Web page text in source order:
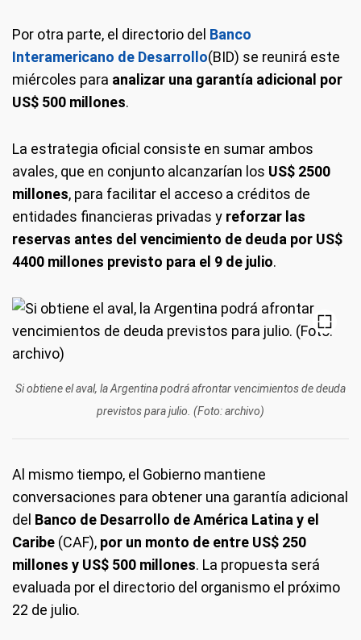
Por otra parte, el directorio del Banco
Interamericano de Desarrollo(BID) se reunirá este
miércoles para analizar una garantía adicional por
US$ 500 millones.
La estrategia oficial consiste en sumar ambos
avales, que en conjunto alcanzarían los US$ 2500
millones, para facilitar el acceso a créditos de
entidades financieras privadas y reforzar las
reservas antes del vencimiento de deuda por US$
4400 millones previsto para el 9 de julio.
Si obtiene el aval, la Argentina podrá afrontar vencimientos de deuda
previstos para julio. (Foto: archivo)
Al mismo tiempo, el Gobierno mantiene
conversaciones para obtener una garantía adicional
del Banco de Desarrollo de América Latina y el
Caribe (CAF), por un monto de entre US$ 250
millones y US$ 500 millones. La propuesta será
evaluada por el directorio del organismo el próximo
22 de julio.